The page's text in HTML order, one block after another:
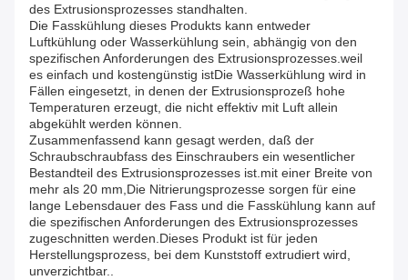
des Extrusionsprozesses standhalten.
Die Fasskühlung dieses Produkts kann entweder
Luftkühlung oder Wasserkühlung sein, abhängig von den
spezifischen Anforderungen des Extrusionsprozesses.weil
es einfach und kostengünstig istDie Wasserkühlung wird in
Fällen eingesetzt, in denen der Extrusionsprozeß hohe
Temperaturen erzeugt, die nicht effektiv mit Luft allein
abgekühlt werden können.
Zusammenfassend kann gesagt werden, daß der
Schraubschraubfass des Einschraubers ein wesentlicher
Bestandteil des Extrusionsprozesses ist.mit einer Breite von
mehr als 20 mm,Die Nitrierungsprozesse sorgen für eine
lange Lebensdauer des Fass und die Fasskühlung kann auf
die spezifischen Anforderungen des Extrusionsprozesses
zugeschnitten werden.Dieses Produkt ist für jeden
Herstellungsprozess, bei dem Kunststoff extrudiert wird,
unverzichtbar..